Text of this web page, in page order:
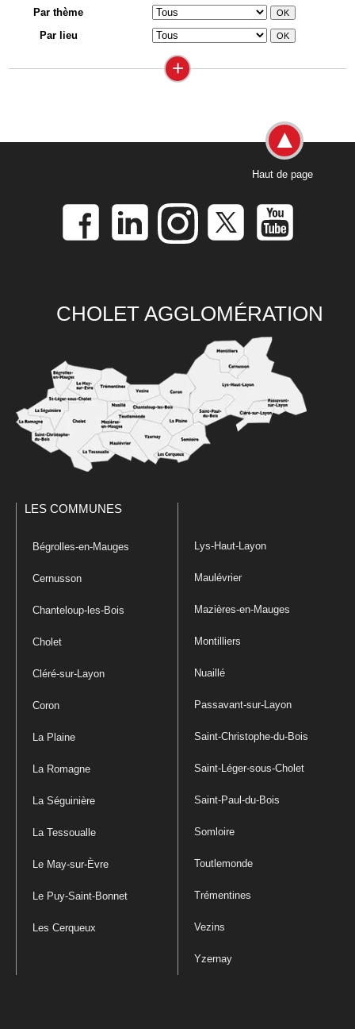
Par thème
Par lieu
+
Haut de page
CHOLET AGGLOMÉRATION
LES COMMUNES
Bégrolles-en-Mauges
Cernusson
Chanteloup-les-Bois
Cholet
Cléré-sur-Layon
Coron
La Plaine
La Romagne
La Séguinière
La Tessoualle
Le May-sur-Èvre
Le Puy-Saint-Bonnet
Les Cerqueux
Lys-Haut-Layon
Maulévrier
Mazières-en-Mauges
Montilliers
Nuaillé
Passavant-sur-Layon
Saint-Christophe-du-Bois
Saint-Léger-sous-Cholet
Saint-Paul-du-Bois
Somloire
Toutlemonde
Trémentines
Vezins
Yzernay